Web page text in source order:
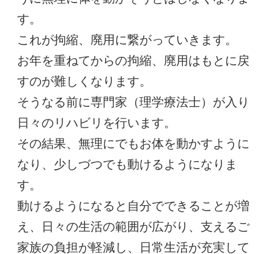
す。
これが拘縮、廃用に繋がっていきます。
お年を重ねてからの拘縮、廃用はもとに戻
すのが難しくなります。
そうなる前に専門家（理学療法士）が入り
日々のリハビリを行います。
その結果、無理にでもお体を動かすように
なり、少しづつでも動けるようになりま
す。
動けるようになると自分でできることが増
え、日々の生活の範囲が広がり、支えるご
家族の負担が軽減し、日常生活が充実して